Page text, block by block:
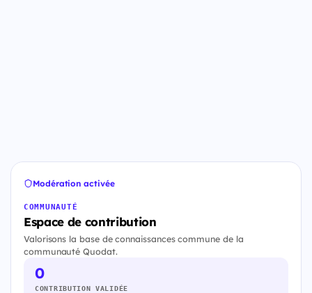
Modération activée
COMMUNAUTÉ
Espace de contribution
Valorisons la base de connaissances commune de la
communauté Quodat.
0
CONTRIBUTION VALIDÉE